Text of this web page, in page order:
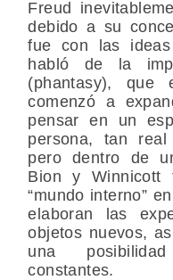
Freud
debido a su
fue con las
habló de la
(phantasy),
comenzó a
pensar en un
persona, tan
pero dentro de
Bion y Winnicott
“mundo interno”
elaboran las
objetos nuevos,
una
constantes.